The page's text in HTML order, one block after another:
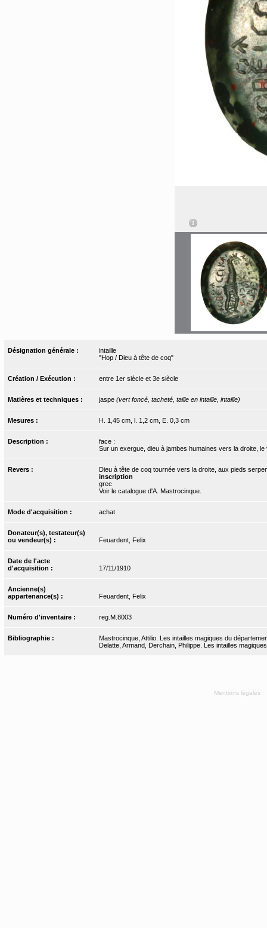
Désignation générale :
intaille
"Hop / Dieu à tête de coq"
Création / Exécution : entre 1er siècle et 3e siècle
Matières et techniques : jaspe (vert foncé, tacheté, taille en intaille, intaille)
Mesures : H. 1,45 cm, l. 1,2 cm, E. 0,3 cm
Description :
face :
Sur un exergue, dieu à jambes humaines vers la droite,
Revers :
Dieu à tête de coq tournée vers la droite, aux pieds
inscription
grec
Voir le catalogue d'A. Mastrocinque.
Mode d'acquisition : achat
Donateur(s), testateur(s)
ou vendeur(s) :
Feuardent, Felix
Date de l'acte
d'acquisition :
17/11/1910
Ancienne(s)
appartenance(s) :
Feuardent, Felix
Numéro d'inventaire : reg.M.8003
Bibliographie :
Mastrocinque, Attilio. Les intailles magiques du
Delatte, Armand, Derchain, Philippe. Les intailles
Mentions légales